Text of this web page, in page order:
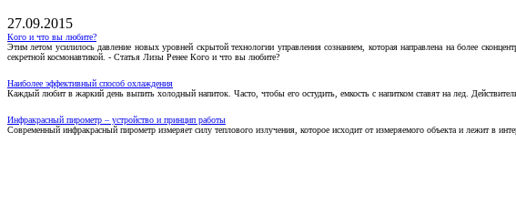
27.09.2015
Кого и что вы любите?
Этим летом усилилось давление новых уровней скрытой технологии управления сознанием, которая направлена на более
секретной космонавтикой. - Статья Лизы Ренее Кого и что вы любите?
Наиболее эффективный способ охлаждения
Каждый любит в жаркий день выпить холодный напиток. Часто, чтобы его остудить, емкость с напитком ставят на лед.
Инфракрасный пирометр – устройство и принцип работы
Современный инфракрасный пирометр измеряет силу теплового излучения, которое исходит от измеряемого объекта и лежит в